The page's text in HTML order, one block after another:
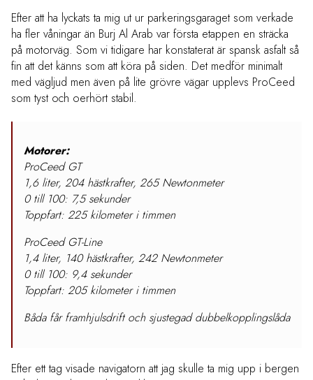
Efter att ha lyckats ta mig ut ur parkeringsgaraget som verkade
ha fler våningar än Burj Al Arab var första etappen en sträcka
på motorväg. Som vi tidigare har konstaterat är spansk asfalt så
fin att det känns som att köra på siden. Det medför minimalt
med vägljud men även på lite grövre vägar upplevs ProCeed
som tyst och oerhört stabil.
Motorer:
ProCeed GT
1,6 liter, 204 hästkrafter, 265 Newtonmeter
0 till 100: 7,5 sekunder
Toppfart: 225 kilometer i timmen
ProCeed GT-Line
1,4 liter, 140 hästkrafter, 242 Newtonmeter
0 till 100: 9,4 sekunder
Toppfart: 205 kilometer i timmen
Båda får framhjulsdrift och sjustegad dubbelkopplingslåda
Efter ett tag visade navigatorn att jag skulle ta mig upp i bergen